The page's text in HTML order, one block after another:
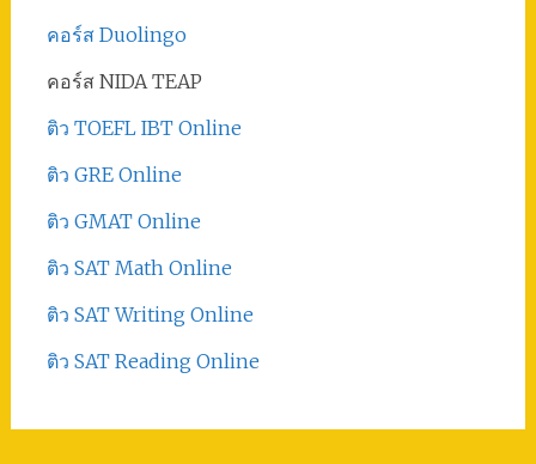
คอร์ส Duolingo
คอร์ส NIDA TEAP
ติว TOEFL IBT Online
ติว GRE Online
ติว GMAT Online
ติว SAT Math Online
ติว SAT Writing Online
ติว SAT Reading Online